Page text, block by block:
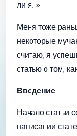
ли я. »
Меня тоже
некоторые
считаю, я
статью о том,
Введение
Начало статьи
написании